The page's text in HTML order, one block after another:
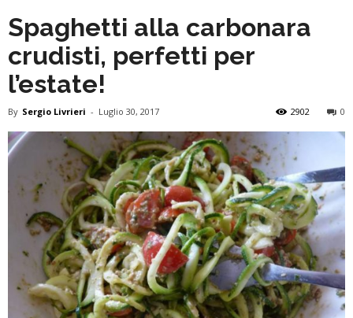
Spaghetti alla carbonara
crudisti, perfetti per
l’estate!
By Sergio Livrieri - Luglio 30, 2017 0
2902